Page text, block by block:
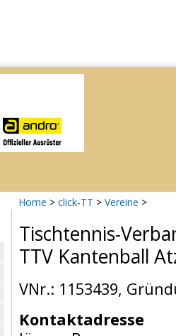
Home > click-TT > Vereine >
Tischtennis-
TTV Kantenball
VNr.: 1153439,
Kontaktadresse